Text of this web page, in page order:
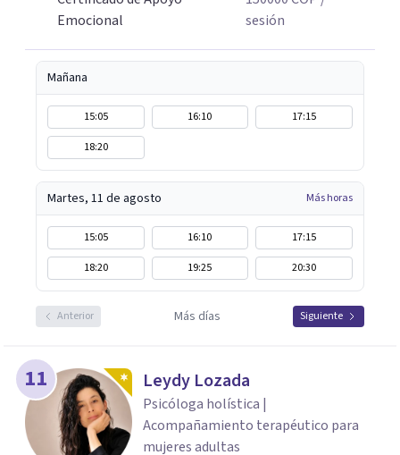
Emocional
sesión
Mañana
15:05 16:10
17:15
18:20
Martes, 11 de agosto Más horas
15:05 16:10
17:15
18:20
19:25 20:30
Anterior Más días Siguiente
11 Leydy Lozada
Psicóloga holística |
Acompañamiento terapéutico para
mujeres adultas